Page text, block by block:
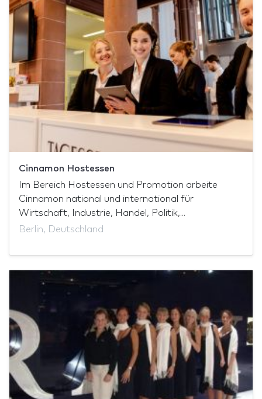
Cinnamon Hostessen
Im Bereich Hostessen und Promotion arbeite
Cinnamon national und international für
Wirtschaft, Industrie, Handel, Politik,...
Berlin, Deutschland